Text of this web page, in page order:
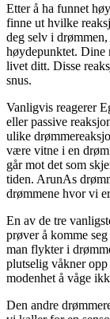
Etter å ha funnet
finne ut hvilke
deg selv i
høydepunktet. Dine
livet ditt. Disse
snus.
Vanligvis reagerer
eller passive
ulike
være vitne i en
går mot det som
tiden. ArunAs
drømmene hvor vi
En av de tre
prøver å komme
man flykter i
plutselig våkner
modenhet å våge
Den andre